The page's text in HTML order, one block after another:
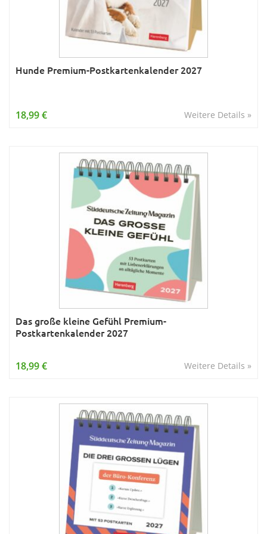
Hunde Premium-Postkartenkalender 2027
Weitere Details »
18,99 €
Das große kleine Gefühl Premium-
Postkartenkalender 2027
Weitere Details »
18,99 €